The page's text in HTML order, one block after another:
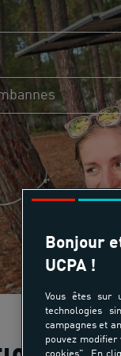
Bonjour
UCPA !
Vous êtes sur
technologies
campagnes et
pouvez